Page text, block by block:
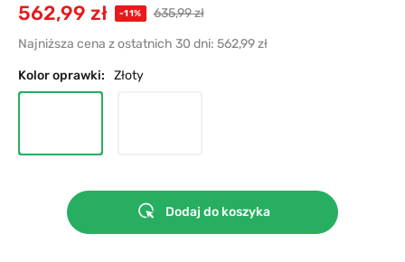
562,99 zł -11%
635,99 zł
Najniższa cena z ostatnich 30 dni: 562,99 zł
Kolor oprawki: Złoty
Dodaj do koszyka